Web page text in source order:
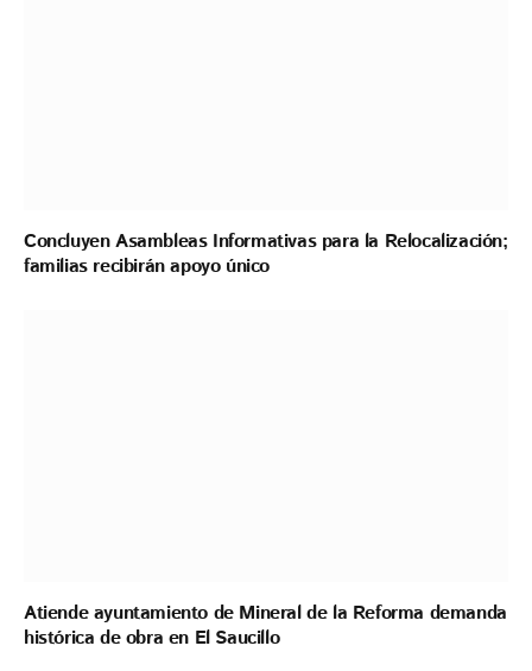
Concluyen Asambleas Informativas para la Relocalización;
familias recibirán apoyo único
Atiende ayuntamiento de Mineral de la Reforma demanda
histórica de obra en El Saucillo